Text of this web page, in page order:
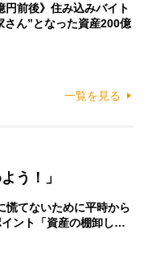
円前後》住み込みバイト
さん”となった資産200億
一覧を見る
う！」
慌てないために平時から
ント「資産の棚卸し…